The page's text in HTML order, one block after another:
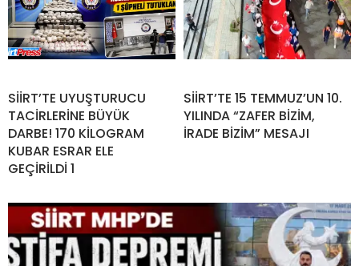
SİİRT’TE UYUŞTURUCU
TACİRLERİNE BÜYÜK
DARBE! 170 KİLOGRAM
KUBAR ESRAR ELE
GEÇİRİLDİ 1
SİİRT’TE 15 TEMMUZ’UN 10.
YILINDA “ZAFER BİZİM,
İRADE BİZİM” MESAJI